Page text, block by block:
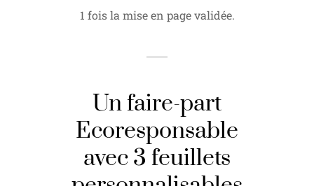
1 fois la mise en page validée.
Un faire-part
Ecoresponsable
avec 3 feuillets